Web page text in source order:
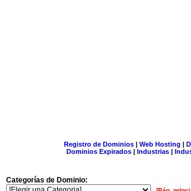
Registro de Dominios| Web Hosting |
Dominios Expirados | Industrias |
Categorías de Dominio: